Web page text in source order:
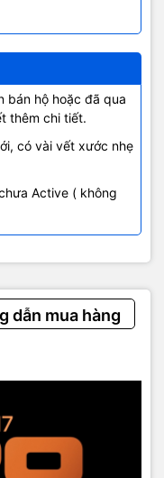
bán hộ hoặc đã qua
thêm chi tiết.
có vài vết xước nhẹ
Active ( không
dẫn mua hàng
kế, iPhone 17 Pro Max
nhiệt bền chắc. Bên
chip A19 Pro cực mạnh
Thời lượng pin cao
cùng loạt tính năng